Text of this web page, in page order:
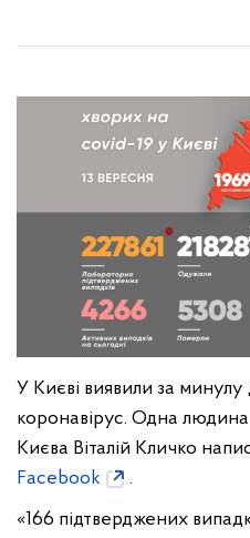
У Києві виявили за
коронавірус. Одна
Києва Віталій Кличко
Facebook
.
«166 підтверджених